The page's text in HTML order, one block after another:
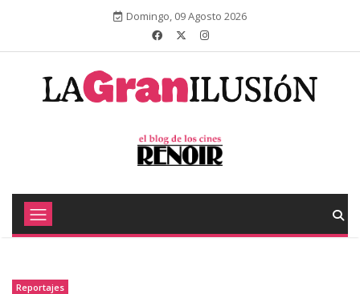
Domingo, 09 Agosto 2026
Reportajes